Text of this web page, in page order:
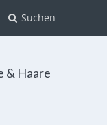
Suchen
& Haare